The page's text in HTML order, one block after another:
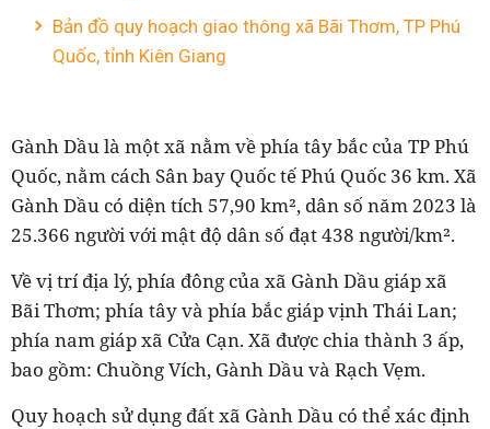
Bản đồ quy hoạch giao thông xã Bãi Thơm, TP Phú
Quốc, tỉnh Kiên Giang
Gành Dầu là một xã nằm về phía tây bắc của TP Phú
Quốc, nằm cách Sân bay Quốc tế Phú Quốc 36 km. Xã
Gành Dầu có diện tích 57,90 km², dân số năm 2023 là
25.366 người với mật độ dân số đạt 438 người/km².
Về vị trí địa lý, phía đông của xã Gành Dầu giáp xã
Bãi Thơm; phía tây và phía bắc giáp vịnh Thái Lan;
phía nam giáp xã Cửa Cạn. Xã được chia thành 3 ấp,
bao gồm: Chuồng Vích, Gành Dầu và Rạch Vẹm.
Quy hoạch sử dụng đất xã Gành Dầu có thể xác định